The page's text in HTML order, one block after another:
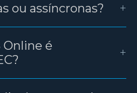
ou assíncronas? +
Online é
+